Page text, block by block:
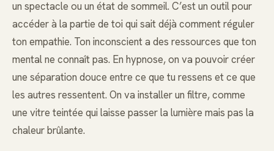
un spectacle ou un état de sommeil. C’est un outil pour
accéder à la partie de toi qui sait déjà comment réguler
ton empathie. Ton inconscient a des ressources que ton
mental ne connaît pas. En hypnose, on va pouvoir créer
une séparation douce entre ce que tu ressens et ce que
les autres ressentent. On va installer un filtre, comme
une vitre teintée qui laisse passer la lumière mais pas la
chaleur brûlante.